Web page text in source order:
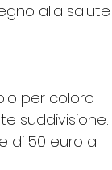
alla salute
per coloro
suddivisione:
di 50 euro a